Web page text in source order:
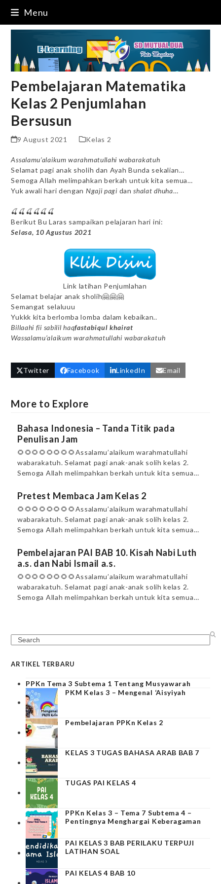
content
Menu
Pembelajaran Matematika
Kelas 2 Penjumlahan
Bersusun
9 August 2021 Kelas 2
Assalamu’alaikum warahmatullahi wabarakatuh
Selamat pagi anak sholih dan Ayah Bunda sekalian…
Semoga Allah melimpahkan berkah untuk kita semua…
Yuk awali hari dengan Ngaji pagi danshalat dhuha…
🍒🍒🍒🍒🍒🍒
Berikut Bu Laras sampaikan pelajaran hari ini:
Selasa, 10 Agustus 2021
Link latihan Penjumlahan
Selamat belajar anak sholih🤗🤗🤗
Semangat selaluuu
Yukkk kita berlomba lomba dalam kebaikan..
Billaahi fii sabilil haqfastabiqul khairat
Wassalamu’alaikum warahmatullahi wabarakatuh
Twitter Facebook LinkedIn Email
More to Explore
Bahasa Indonesia – Tanda Titik pada
Penulisan Jam
🌻🌻🌻🌻🌻🌻🌻🌻Assalamu’alaikum warahmatullahi
wabarakatuh. Selamat pagi anak-anak solih kelas 2.
Semoga Allah melimpahkan berkah untuk kita semua…
Pretest Membaca Jam Kelas 2
🌻🌻🌻🌻🌻🌻🌻🌻Assalamu’alaikum warahmatullahi
wabarakatuh. Selamat pagi anak-anak solih kelas 2.
Semoga Allah melimpahkan berkah untuk kita semua…
Pembelajaran PAI BAB 10. Kisah Nabi Luth
a.s. dan Nabi Ismail a.s.
🌻🌻🌻🌻🌻🌻🌻🌻Assalamu’alaikum warahmatullahi
wabarakatuh. Selamat pagi anak-anak solih kelas 2.
Semoga Allah melimpahkan berkah untuk kita semua…
Search
ARTIKEL TERBARU
PPKn Tema 3 Subtema 1 Tentang Musyawarah
PKM Kelas 3 – Mengenal ‘Aisyiyah
Pembelajaran PPKn Kelas 2
KELAS 3 TUGAS BAHASA ARAB BAB 7
TUGAS PAI KELAS 4
PPKn Kelas 3 – Tema 7 Subtema 4 –
Pentingnya Menghargai Keberagaman
PAI KELAS 3 BAB PERILAKU TERPUJI
LATIHAN SOAL
PAI KELAS 4 BAB 10